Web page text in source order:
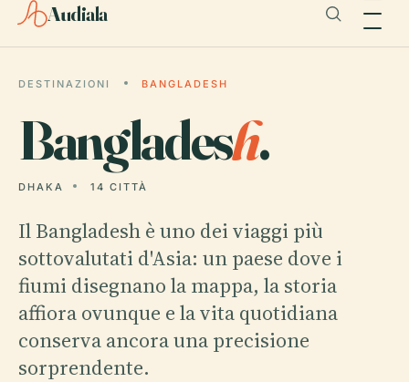
Audiala
DESTINAZIONI BANGLADESH
Bangladesh.
DHAKA 14 CITTÀ
Il Bangladesh è uno dei viaggi più
sottovalutati d'Asia: un paese dove i
fiumi disegnano la mappa, la storia
affiora ovunque e la vita quotidiana
conserva ancora una precisione
sorprendente.